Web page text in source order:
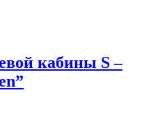
кабины S –